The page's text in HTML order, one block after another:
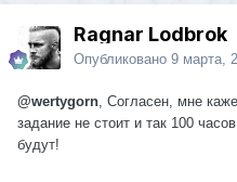
Ragnar Lodbrok
Опубликовано 9 марта,
@wertygorn , Согласен, мне
задание не стоит и так 100
будут!